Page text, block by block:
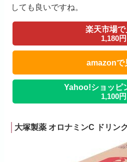
しても良いですね。
楽天市場で
1,180円
amazonで
Yahoo!ショッピ
1,100円
大塚製薬 オロナミンC ドリン